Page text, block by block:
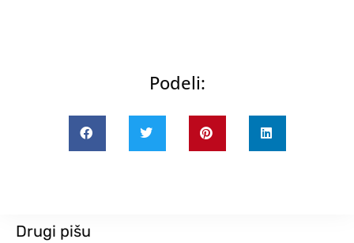
Podeli:
Drugi pišu